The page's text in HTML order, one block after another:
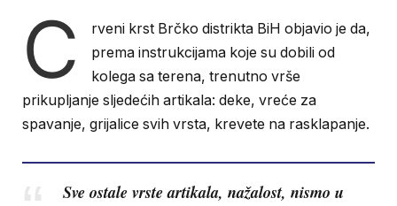
C
rveni krst Brčko distrikta BiH objavio je da,
prema instrukcijama koje su dobili od
kolega sa terena, trenutno vrše
prikupljanje sljedećih artikala: deke, vreće za
spavanje, grijalice svih vrsta, krevete na rasklapanje.
Sve ostale vrste artikala, nažalost, nismo u